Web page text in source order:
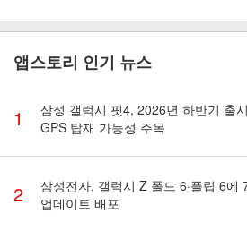
앱스토리 인기 뉴스
1
삼성 갤럭시 핏4, 2026년 하반기 출
GPS 탑재 가능성 주목
2
삼성전자, 갤럭시 Z 폴드 6·플립 6에
업데이트 배포